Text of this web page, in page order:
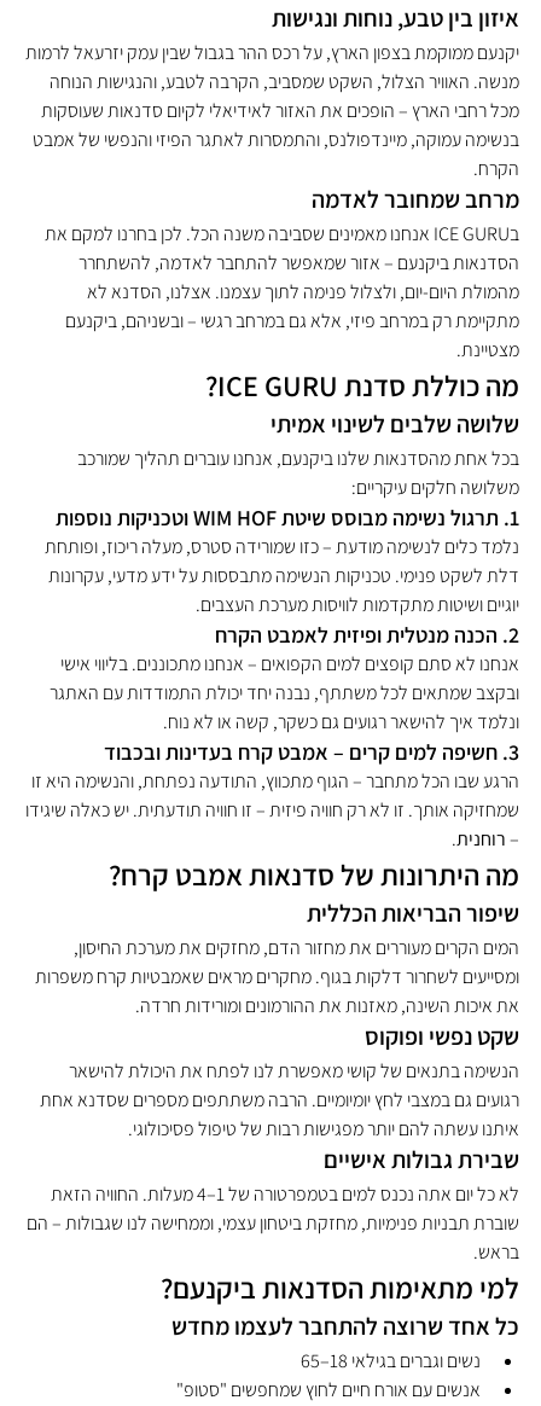
איזון בין טבע, נוחות ונגישות
יקנעם ממוקמת בצפון הארץ, על רכס ההר בגבול שבין עמק יזרעאל לרמות
מנשה. האוויר הצלול, השקט שמסביב, הקרבה לטבע, והנגישות הנוחה
מכל רחבי הארץ – הופכים את האזור לאידיאלי לקיום סדנאות שעוסקות
בנשימה עמוקה, מיינדפולנס, והתמסרות לאתגר הפיזי והנפשי של אמבט
הקרח.
מרחב שמחובר לאדמה
בICE GURU אנחנו מאמינים שסביבה משנה הכל. לכן בחרנו למקם את
הסדנאות ביקנעם – אזור שמאפשר להתחבר לאדמה, להשתחרר
מהמולת היום-יום, ולצלול פנימה לתוך עצמנו. אצלנו, הסדנא לא
מתקיימת רק במרחב פיזי, אלא גם במרחב רגשי – ובשניהם, ביקנעם
מצטיינת.
מה כוללת סדנת ICE GURU?
שלושה שלבים לשינוי אמיתי
בכל אחת מהסדנאות שלנו ביקנעם, אנחנו עוברים תהליך שמורכב
משלושה חלקים עיקריים:
1. תרגול נשימה מבוסס שיטת WIM HOF וטכניקות נוספות
נלמד כלים לנשימה מודעת – כזו שמורידה סטרס, מעלה ריכוז, ופותחת
דלת לשקט פנימי. טכניקות הנשימה מתבססות על ידע מדעי, עקרונות
יוגיים ושיטות מתקדמות לוויסות מערכת העצבים.
2. הכנה מנטלית ופיזית לאמבט הקרח
אנחנו לא סתם קופצים למים הקפואים – אנחנו מתכוננים. בליווי אישי
ובקצב שמתאים לכל משתתף, נבנה יחד יכולת התמודדות עם האתגר
ונלמד איך להישאר רגועים גם כשקר, קשה או לא נוח.
3. חשיפה למים קרים – אמבט קרח בעדינות ובכבוד
הרגע שבו הכל מתחבר – הגוף מתכווץ, התודעה נפתחת, והנשימה היא זו
שמחזיקה אותך. זו לא רק חוויה פיזית – זו חוויה תודעתית. יש כאלה שיגידו
– רוחנית.
מה היתרונות של סדנאות אמבט קרח?
שיפור הבריאות הכללית
המים הקרים מעוררים את מחזור הדם, מחזקים את מערכת החיסון,
ומסייעים לשחרור דלקות בגוף. מחקרים מראים שאמבטיות קרח משפרות
את איכות השינה, מאזנות את ההורמונים ומורידות חרדה.
שקט נפשי ופוקוס
הנשימה בתנאים של קושי מאפשרת לנו לפתח את היכולת להישאר
רגועים גם במצבי לחץ יומיומיים. הרבה משתתפים מספרים שסדנא אחת
איתנו עשתה להם יותר מפגישות רבות של טיפול פסיכולוגי.
שבירת גבולות אישיים
לא כל יום אתה נכנס למים בטמפרטורה של 1–4 מעלות. החוויה הזאת
שוברת תבניות פנימיות, מחזקת ביטחון עצמי, וממחישה לנו שגבולות – הם
בראש.
למי מתאימות הסדנאות ביקנעם?
כל אחד שרוצה להתחבר לעצמו מחדש
נשים וגברים בגילאי 18–65
אנשים עם אורח חיים לחוץ שמחפשים "סטופ"